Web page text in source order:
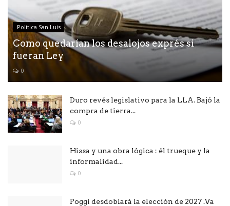
Política San Luis
Como quedarían los desalojos exprés si
fueran Ley
0
Duro revés legislativo para la LLA. Bajó la
compra de tierra...
0
Hissa y una obra lógica : él trueque y la
informalidad...
0
Poggi desdoblará la elección de 2027 .Va